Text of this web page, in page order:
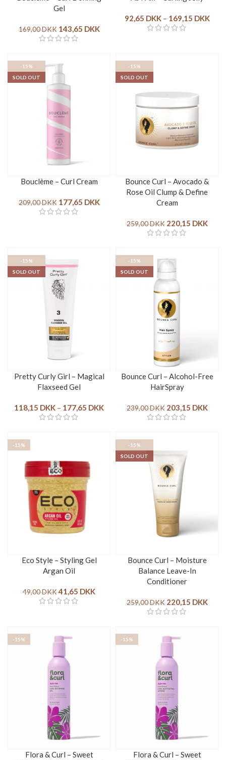
Gel
169,00DKK 143,65 DKK
92,65 DKK – 169,15 DKK
-15%
SOLD OUT
Bouclème – Curl Cream
209,00DKK 177,65 DKK
-15%
SOLD OUT
Bounce Curl – Avocado &
Rose Oil Clump & Define
Cream
259,00DKK 220,15 DKK
-15%
SOLD OUT
Pretty Curly Girl – Magical
Flaxseed Gel
118,15 DKK – 177,65 DKK
-15%
SOLD OUT
Bounce Curl – Alcohol-Free
HairSpray
239,00DKK 203,15 DKK
-15%
Eco Style – Styling Gel
Argan Oil
49,00DKK41,65 DKK
-15%
SOLD OUT
Bounce Curl – Moisture
Balance Leave-In
Conditioner
259,00DKK 220,15 DKK
-15%
Flora & Curl – Sweet
-15%
Flora & Curl – Sweet